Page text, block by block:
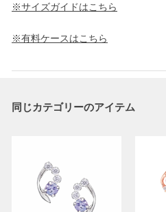
※サイズガイドはこちら
※有料ケースはこちら
同じカテゴリーのアイテム